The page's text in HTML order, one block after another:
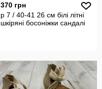
370 грн
р 7 / 40-41 26 см білі літні
шкіряні босоніжки сандалі